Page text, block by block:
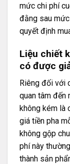
mức chi phí
đằng sau
quyết định
Liệu chiết
có được
Riêng đối với
quan tâm đến
không kém là
giá tiền pha
không gộp
phí này
thành sản